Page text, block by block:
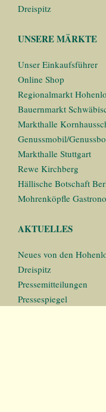
Dreispitz
UNSERE MÄRKTE
Unser Einkaufsführer
Online Shop
Regionalmarkt
Bauernmarkt
Markthalle
Genussmobil/
Markthalle Stuttgart
Rewe Kirchberg
Hällische Botschaft
Mohrenköpfle
AKTUELLES
Neues von den
Dreispitz
Pressemitteilungen
Pressespiegel